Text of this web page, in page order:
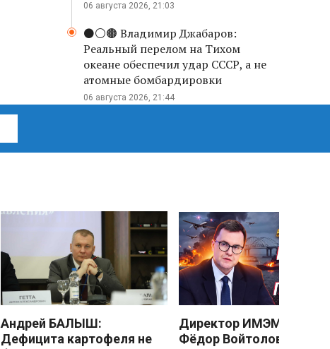
06 августа 2026, 21:03
⚫️⚪️🟤 Владимир Джабаров:
Реальный перелом на Тихом
океане обеспечил удар СССР, а не
атомные бомбардировки
06 августа 2026, 21:44
Андрей БАЛЫШ:
Дефицита картофеля не
Директор ИМЭМО РАН
Фёдор Войтоловский: